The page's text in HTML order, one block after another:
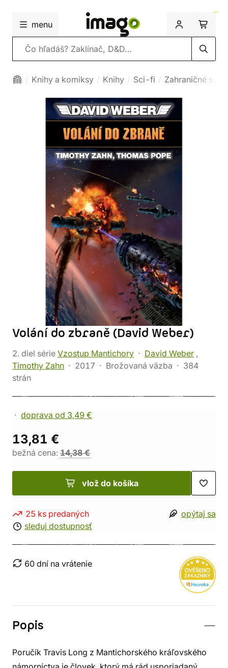
menu
Vyhľadávanie
Knihy a komiksy Knihy Sci-fi Zahraničné sci-
Volání do zbraně (David Weber)
2. diel série Vzostup Mantichory David Weber ,
Timothy Zahn
2017 Brožovaná väzba
384
strán
doprava od 3,49 €
13,81 €
bežná cena: 14,38 €
vlož do košíka
25 ks predaných
sleduj dostupnosť
opýtaj sa
60 dní na vrátenie
Popis
Poručík Travis Long z Mantichorského kráľovského